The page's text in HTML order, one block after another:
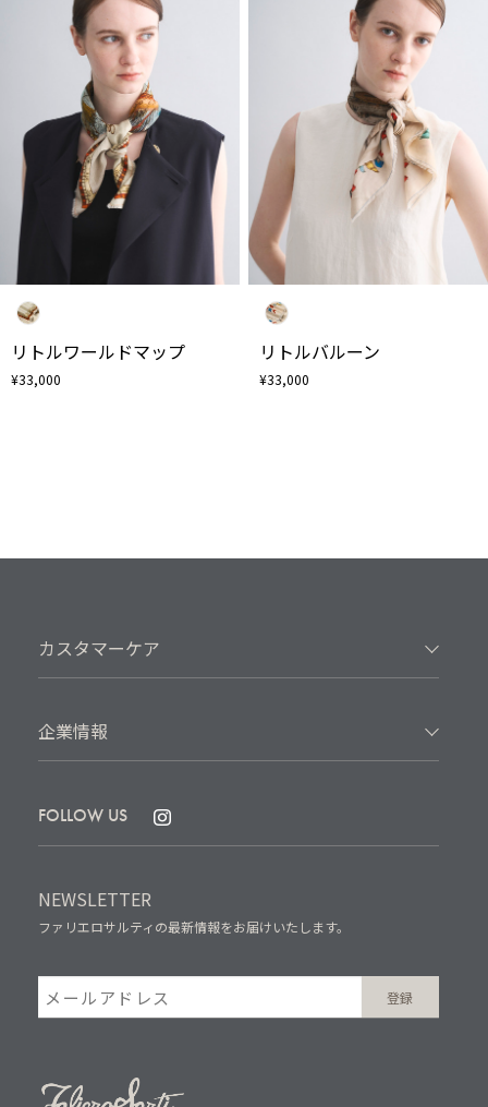
リトルワールドマップ
¥33,000
リトルバルーン
¥33,000
カスタマーケア
企業情報
FOLLOW US
NEWSLETTER
ファリエロサルティの最新情報をお届けいたします。